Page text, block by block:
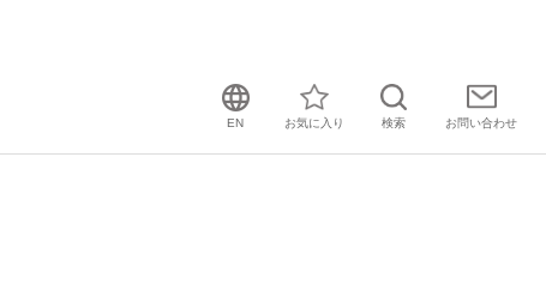
EN お気に入り 検索 お問い合わせ